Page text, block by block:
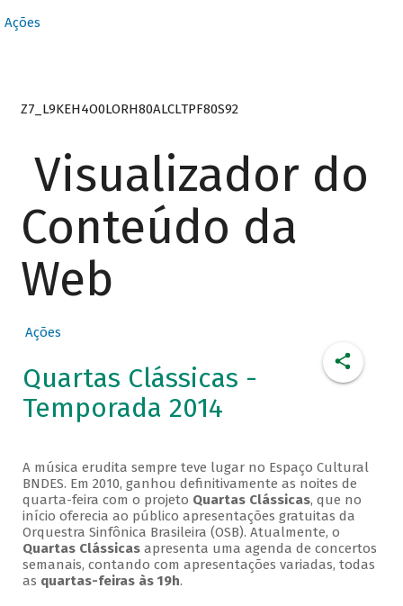
Ações
Z7_L9KEH4O0LORH80ALCLTPF80S92
Visualizador do
Conteúdo da
Web
Ações
Quartas Clássicas -
Temporada 2014
A música erudita sempre teve lugar no Espaço Cultural
BNDES. Em 2010, ganhou definitivamente as noites de
quarta-feira com o projeto Quartas Clássicas, que no
início oferecia ao público apresentações gratuitas da
Orquestra Sinfônica Brasileira (OSB). Atualmente, o
Quartas Clássicasapresenta uma agenda de concertos
semanais, contando com apresentações variadas, todas
as quartas-feiras às 19h.